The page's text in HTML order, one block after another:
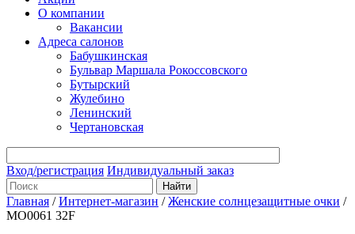
О компании
Вакансии
Адреса салонов
Бабушкинская
Бульвар Маршала Рокоссовского
Бутырский
Жулебино
Ленинский
Чертановская
Вход/регистрация Индивидуальный заказ
Главная /Интернет-магазин /Женские солнцезащитные очки /
MO0061 32F